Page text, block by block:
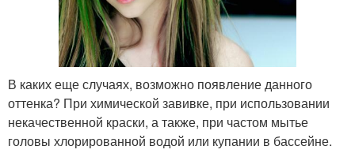
В каких еще случаях, возможно появление данного
оттенка? При химической завивке, при использовании
некачественной краски, а также, при частом мытье
головы хлорированной водой или купании в бассейне.